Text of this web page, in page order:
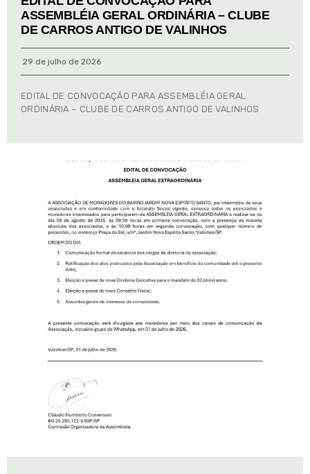
ASSEMBLÉIA GERAL ORDINÁRIA – CLUBE
DE CARROS ANTIGO DE VALINHOS
29 de julho de 2026
EDITAL DE CONVOCAÇÃO PARA ASSEMBLÉIA GERAL
ORDINÁRIA – CLUBE DE CARROS ANTIGO DE VALINHOS